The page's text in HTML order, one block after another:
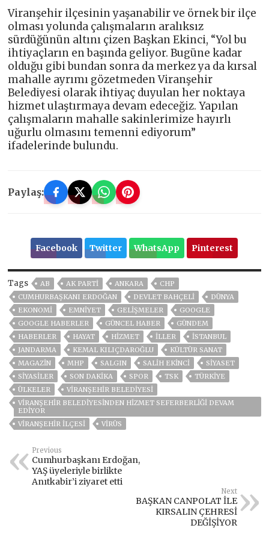
Viranşehir ilçesinin yaşanabilir ve örnek bir ilçe
olması yolunda çalışmaların aralıksız
sürdüğünün altını çizen Başkan Ekinci, “Yol bu
ihtiyaçların en başında geliyor. Bugüne kadar
olduğu gibi bundan sonra da merkez ya da kırsal
mahalle ayrımı gözetmeden Viranşehir
Belediyesi olarak ihtiyaç duyulan her noktaya
hizmet ulaştırmaya devam edeceğiz. Yapılan
çalışmaların mahalle sakinlerimize hayırlı
uğurlu olmasını temenni ediyorum”
ifadelerinde bulundu.
Paylaş:
Facebook Twitter WhatsApp Pinterest
Tags AB AK PARTİ ANKARA
CHP
CUMHURBAŞKANI ERDOĞAN
DEVLET BAHÇELİ
DÜNYA
EKONOMİ
EMNİYET GELIŞMELER
GOOGLE
GOOGLE HABERLER
GÜNCEL HABER
GÜNDEM
HABERLER
HAYAT HİZMET İLLER
ISTANBUL
JANDARMA
KEMAL KILIÇDAROĞLU
KÜLTÜR SANAT
MAGAZİN
MHP SALGIN SALİH EKİNCİ
SİYASET
SİYASİLER
SON DAKIKA SPOR TSK
TÜRKİYE
ÜLKELER
VİRANŞEHİR BELEDİYESİ
VİRANŞEHİR BELEDİYESİNDEN HİZMET SEFERBERLİĞİ DEVAM
EDİYOR
VİRANŞEHİR İLÇESİ
VIRÜS
Previous
Cumhurbaşkanı Erdoğan,
YAŞ üyeleriyle birlikte
Anıtkabir’i ziyaret etti
Next
BAŞKAN CANPOLAT İLE
KIRSALIN ÇEHRESİ
DEĞİŞİYOR